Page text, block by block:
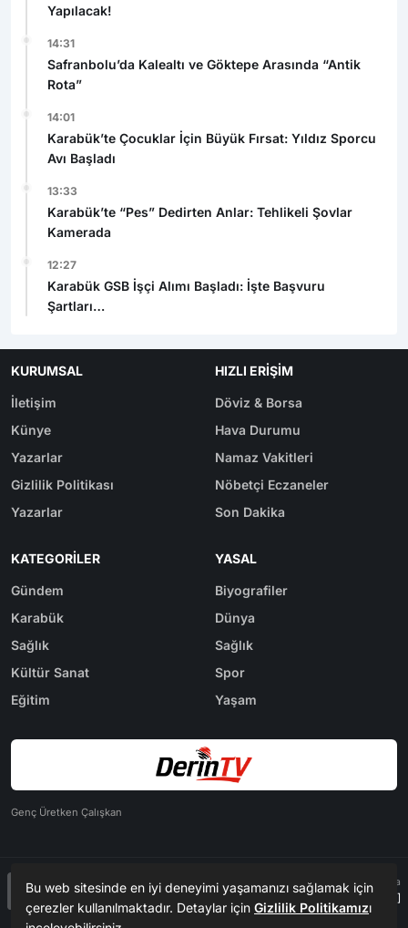
Yapılacak!
14:31
Safranbolu’da Kalealtı ve Göktepe Arasında “Antik
Rota”
14:01
Karabük’te Çocuklar İçin Büyük Fırsat: Yıldız Sporcu
Avı Başladı
13:33
Karabük’te “Pes” Dedirten Anlar: Tehlikeli Şovlar
Kamerada
12:27
Karabük GSB İşçi Alımı Başladı: İşte Başvuru
Şartları
KURUMSAL
İletişim
Künye
Yazarlar
Gizlilik Politikası
Yazarlar
HIZLI ERIŞIM
Döviz & Borsa
Hava Durumu
Namaz Vakitleri
Nöbetçi Eczaneler
Son Dakika
KATEGORILER
Gündem
Karabük
Sağlık
Kültür Sanat
Eğitim
YASAL
Biyografiler
Dünya
Sağlık
Spor
Yaşam
Genç Üretken Çalışkan
Tasarım & Yazılım Tema
Mevzu² [v1.2.9.3]
Bu web sitesinde en iyi deneyimi yaşamanızı sağlamak için
çerezler kullanılmaktadır. Detaylar için Gizlilik Politikamızı